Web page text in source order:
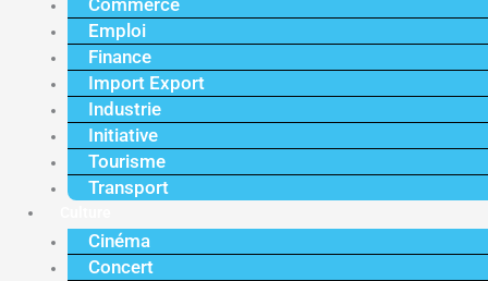
Commerce
Emploi
Finance
Import Export
Industrie
Initiative
Tourisme
Transport
Cinéma
Concert